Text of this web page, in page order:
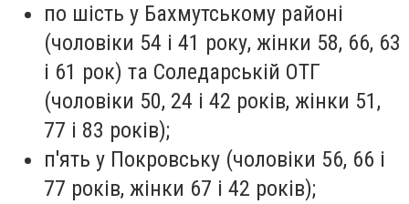
по шість у Бахмутському районі
(чоловіки 54 і 41 року, жінки 58, 66, 63
і 61 рок) та Соледарській ОТГ
(чоловіки 50, 24 і 42 років, жінки 51,
77 і 83 років);
п'ять у Покровську (чоловіки 56, 66 і
77 років, жінки 67 і 42 років);